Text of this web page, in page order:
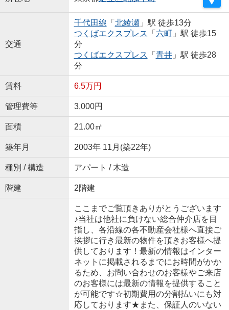
交通
千代田線 「 北綾瀬」駅 徒歩13分
つくばエクスプレス 「 六町」駅 徒歩15
分
つくばエクスプレス 「 青井」駅 徒歩28
分
賃料 6.5万円
管理費等 3,000円
面積 21.00㎡
築年月 2003年 11月(築22年)
種別 / 構造 アパート / 木造
階建 2階建
ここまでご覧頂きありがとうございます
♪当社は他社に負けない総合仲介店を目
指し、各沿線の各不動産会社様へ直接ご
挨拶に行き最新の物件を頂きお客様へ提
供しております！最新の情報はインター
ネットに掲載されるまでにお時間がかか
るため、お問い合わせのお客様やご来店
のお客様には最新の情報を提供すること
が可能です☆初期費用の分割払いにも対
応しております★また、保証人のいない